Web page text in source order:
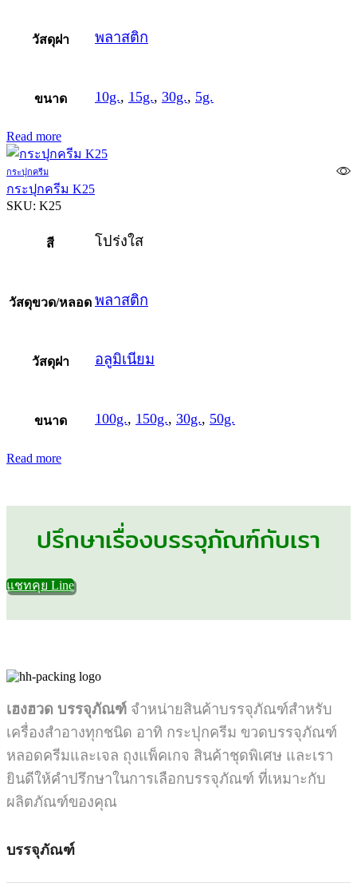
วัสดุฝา พลาสติก
ขนาด 10g., 15g., 30g., 5g.
Read more
กระปุกครีม
กระปุกครีม K25
SKU: K25
สี โปร่งใส
วัสดุขวด/หลอด พลาสติก
วัสดุฝา อลูมิเนียม
ขนาด 100g., 150g., 30g., 50g.
Read more
ปรึกษาเรื่องบรรจุภัณฑ์กับเรา
แชทคุย Line
เฮงฮวด บรรจุภัณฑ์ จำหน่ายสินค้าบรรจุภัณฑ์สำหรับ
เครื่องสำอางทุกชนิด อาทิ กระปุกครีม ขวดบรรจุภัณฑ์
หลอดครีมและเจล ถุงแพ็คเกจ สินค้าชุดพิเศษ และเรา
ยินดีให้คำปรึกษาในการเลือกบรรจุภัณฑ์ ที่เหมาะกับ
ผลิตภัณฑ์ของคุณ
บรรจุภัณฑ์